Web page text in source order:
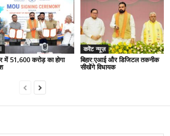
में 51,600 करोड़ का होगा
करेंट न्यूज़
बिहार:एआई और डिजिटल तकनीक
सीखेंगे विधायक